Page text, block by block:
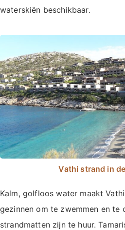
waterskiën beschikbaar.
Vathi strand in
Kalm, golfloos water maakt
gezinnen om te zwemmen en te
strandmatten zijn te huur.